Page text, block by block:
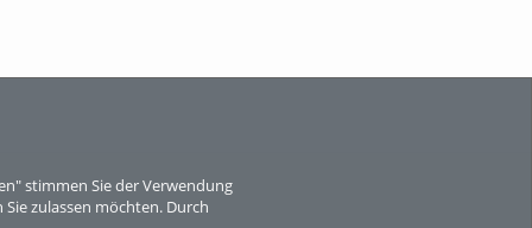
stimmen Sie der Verwendung
zulassen möchten. Durch